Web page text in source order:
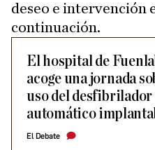
deseo e intervención
continuación.
El hospital de
acoge una jornada
uso del desfibrilador
automático
El Debate